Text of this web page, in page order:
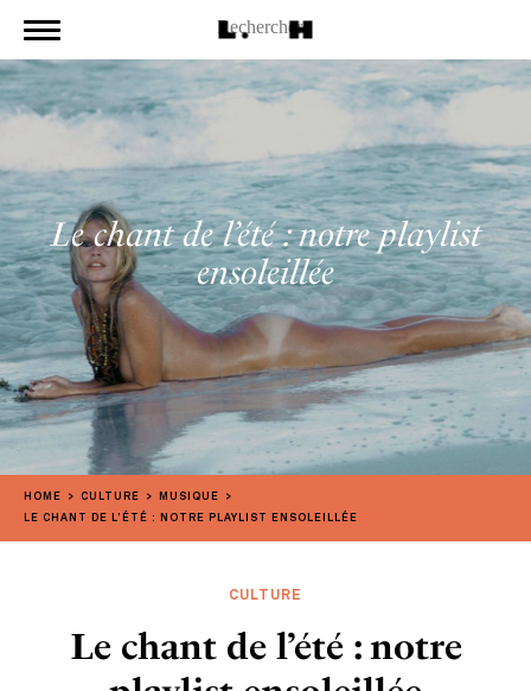
Le chant de l’été : notre playlist
ensoleillée
HOME CULTURE
MUSIQUE
LE CHANT DE L’ÉTÉ : NOTRE PLAYLIST ENSOLEILLÉE
CULTURE
Le chant de l’été : notre